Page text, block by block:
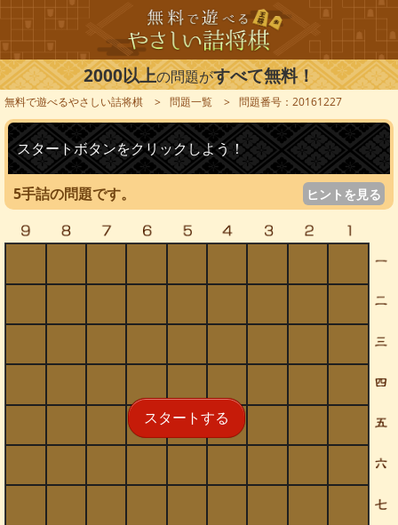
2000以上の問題がすべて無料！
無料で遊べるやさしい詰将棋 問題一覧 問題番号：20161227
スタートボタンをクリックしよう！
5手詰の問題です。 ヒントを見る
スタートする